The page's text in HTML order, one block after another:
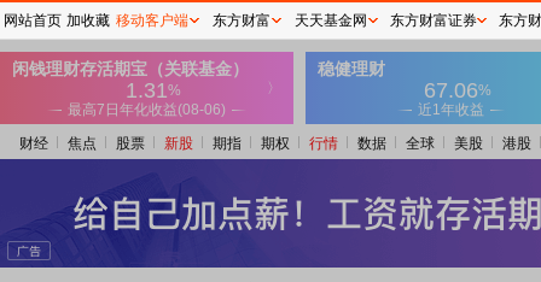
财经 焦点 股票 新股 期指 期权 行情 数据 全球 美股 港股
网站首页 加收藏 移动客户端 东方财富 天天基金网 东方财富证券 东方